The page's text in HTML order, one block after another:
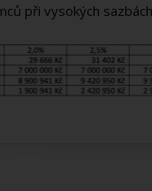
při vysokých